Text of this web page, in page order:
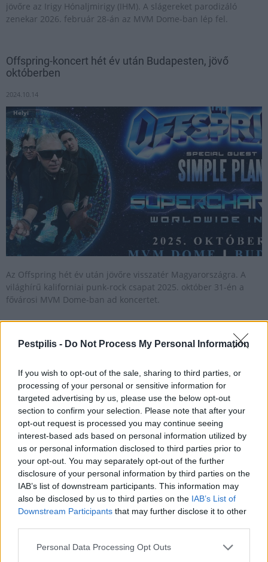
Pestpilis - Do Not Process My Personal Information
If you wish to opt-out of the sale, sharing to third parties, or
processing of your personal or sensitive information for
targeted advertising by us, please use the below opt-out
section to confirm your selection. Please note that after your
opt-out request is processed you may continue seeing
interest-based ads based on personal information utilized by
us or personal information disclosed to third parties prior to
your opt-out. You may separately opt-out of the further
disclosure of your personal information by third parties on the
IAB’s list of downstream participants. This information may
also be disclosed by us to third parties on the IAB’s List of
Downstream Participants that may further disclose it to other
Personal Data Processing Opt Outs
jövőre az Irigy Hónaljmirigy (IHM). A slágereket parodizáló
zenekar 2026. február 28-án az MVM Dome-ban lép fel.
Offspring-koncert hét év után Budapesten, jövő
októberben
2024.10.14
Helyi
Az Offspring hét év után jövőre visszatér Magyarországra. A
világhírű kaliforniai punk-rock csapat 2025. október 31-én a
fővárosi MVM Dome-ban ad koncertet.
Robbie Williams jövő szeptemberben visszatér
2024.11.11
Helyi
Újra Budapesten ad koncertet Robbie Williams. A világhírű brit